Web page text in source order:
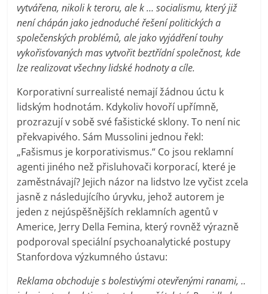
vytvářena, nikoli k teroru, ale k … socialismu, který již
není chápán jako jednoduché řešení politických a
společenských problémů, ale jako vyjádření touhy
vykořisťovaných mas vytvořit beztřídní společnost, kde
lze realizovat všechny lidské hodnoty a cíle.
Korporativní surrealisté nemají žádnou úctu k
lidským hodnotám. Kdykoliv hovoří upřímně,
prozrazují v sobě své fašistické sklony. To není nic
překvapivého. Sám Mussolini jednou řekl:
„Fašismus je korporativismus.“ Co jsou reklamní
agenti jiného než přisluhovači korporací, které je
zaměstnávají? Jejich názor na lidstvo lze vyčist zcela
jasně z následujícího úryvku, jehož autorem je
jeden z nejúspěšnějších reklamních agentů v
Americe, Jerry Della Femina, který rovněž výrazně
podporoval speciální psychoanalytické postupy
Stanfordova výzkumného ústavu:
Reklama obchoduje s bolestivými otevřenými ranami, ..